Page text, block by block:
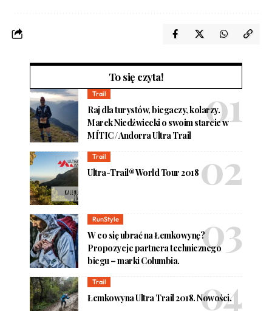
To się czyta!
Trail
Raj dla turystów, biegaczy, kolarzy.
Marek Niedźwiecki o swoim starcie w
MÍTIC / Andorra Ultra Trail
Trail
Ultra-Trail® World Tour 2018
RunStyle
W co się ubrać na Łemkowynę?
Propozycje partnera technicznego
biegu – marki Columbia.
Trail
Łemkowyna Ultra Trail 2018. Nowości.